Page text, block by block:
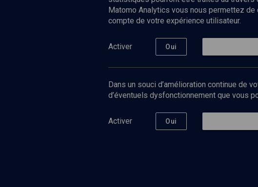
Nos Chaines
Culture
Limoud
Université
Podcast
Matomo Analytics vous nous permettez
compte de votre expérience utilisateur.
Activer Oui
Dans un souci d’amélioration continue de
d’éventuels dysfonctionnement que vous
Activer Oui